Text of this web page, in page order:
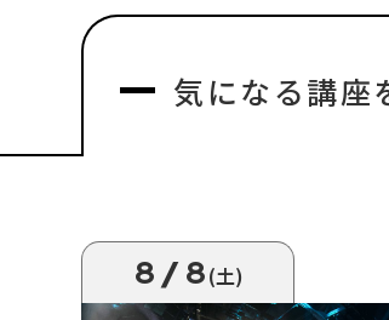
気になる講座
8/8(土)